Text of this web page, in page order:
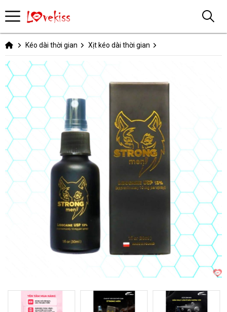
Kéo dài thời gian Xịt kéo dài thời gian